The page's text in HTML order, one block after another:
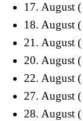
17. August (
18. August (
21. August (
20. August (
22. August (
27. August (
28. August (